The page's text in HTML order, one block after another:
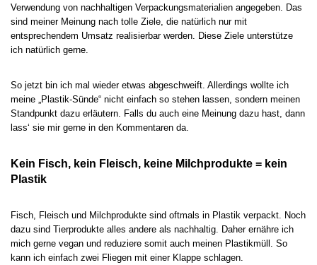
Verwendung von nachhaltigen Verpackungsmaterialien angegeben. Das
sind meiner Meinung nach tolle Ziele, die natürlich nur mit
entsprechendem Umsatz realisierbar werden. Diese Ziele unterstütze
ich natürlich gerne.
So jetzt bin ich mal wieder etwas abgeschweift. Allerdings wollte ich
meine „Plastik-Sünde“ nicht einfach so stehen lassen, sondern meinen
Standpunkt dazu erläutern. Falls du auch eine Meinung dazu hast, dann
lass‘ sie mir gerne in den Kommentaren da.
Kein Fisch, kein Fleisch, keine Milchprodukte = kein
Plastik
Fisch, Fleisch und Milchprodukte sind oftmals in Plastik verpackt. Noch
dazu sind Tierprodukte alles andere als nachhaltig. Daher ernähre ich
mich gerne vegan und reduziere somit auch meinen Plastikmüll. So
kann ich einfach zwei Fliegen mit einer Klappe schlagen.